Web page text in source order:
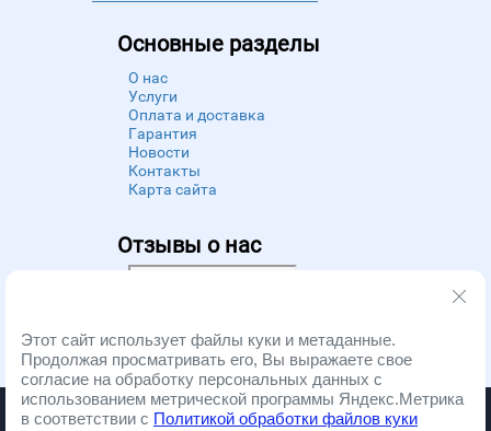
Основные разделы
О нас
Услуги
Оплата и доставка
Гарантия
Новости
Контакты
Карта сайта
Отзывы о нас
Powered byZoon
Запчасти и ремонт бытовой техники. Copyright © 2012 - 2026
Этот сайт использует файлы куки и метаданные.
Продолжая просматривать его, Вы выражаете свое
согласие на обработку персональных данных с
использованием метрической программы Яндекс.Метрика
в соответствии с Политикой обработки файлов куки